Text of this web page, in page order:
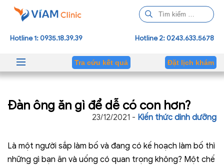
ì
m
h
o
Hotline 1: 0935.18.39.39 Hotline 2: 0243.633.5678
Tra cứu kết quả Đặt lịch khám
Đàn ông ăn gì để dễ có con hơn?
23/12/2021 - Kiến thức dinh dưỡng
Là một người sắp làm bố và đang có kế hoạch làm bố thì
những gì bạn ăn và uống có quan trọng không? Một chế